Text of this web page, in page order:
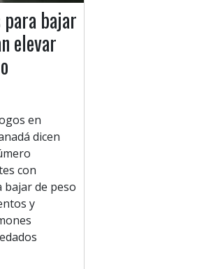
bajar
elevar
en
dicen
con
bajar de peso
y